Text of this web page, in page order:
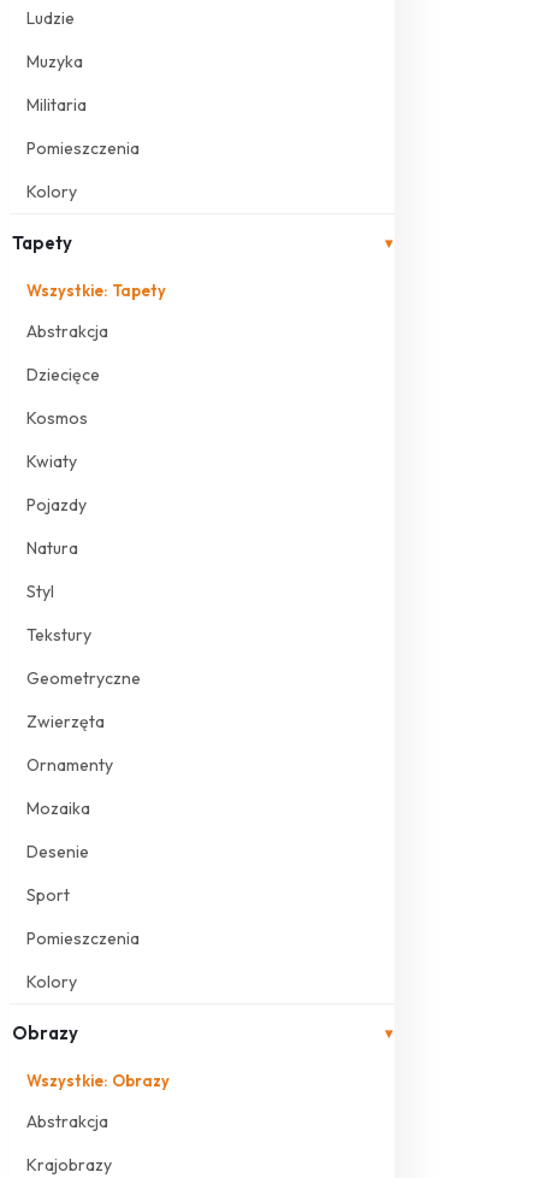
Ludzie
Muzyka
Militaria
Pomieszczenia
Kolory
Tapety ▾
Wszystkie: Tapety
Abstrakcja
Dziecięce
Kosmos
Kwiaty
Pojazdy
Natura
Styl
Tekstury
Geometryczne
Zwierzęta
Ornamenty
Mozaika
Desenie
Sport
Pomieszczenia
Kolory
Obrazy ▾
Wszystkie: Obrazy
Abstrakcja
Krajobrazy